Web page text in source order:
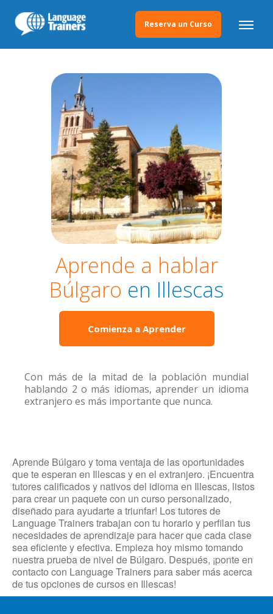
Reserva un Curso
Aprende a hablar
Búlgaro en Illescas
Comienza a Aprender
Con más de la mitad de la población mundial
hablando 2 o más idiomas, aprender un idioma
extranjero es más importante que nunca.
Aprende Búlgaro y toma ventaja de las oportunidades
que te esperan en Illescas y en el extranjero. ¡Encuentra
tutores calificados y nativos del idioma en Illescas, listos
para crear un paquete con un curso personalizado,
diseñado para ayudarte a triunfar! Los tutores de
Language Trainers trabajan con tu horario y perfilan tus
necesidades de aprendizaje para hacer que cada clase
sea eficiente y efectiva. Empieza hoy mismo tomando
nuestra prueba de nivel de Búlgaro. Después, ¡ponte en
contacto con Language Trainers para saber más acerca
de tus opciones de cursos en Illescas!